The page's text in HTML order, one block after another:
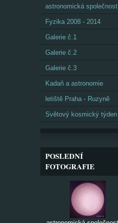
astronomická
Fyzika 2008 - 2014
Galerie č.1
Galerie č.2
Galerie č.3
Kadaň a astronomie
letiště Praha - Ruzyně
Světový kosmický týden
POSLEDNÍ
FOTOGRAFIE